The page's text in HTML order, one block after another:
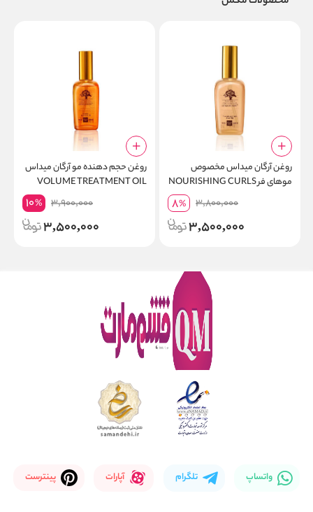
روغن آرگان میداس مخصوص
موهای فر NOURISHING CURLS
3,800,000
8%
3,500,000
روغن حجم دهنده مو آرگان میداس
VOLUME TREATMENT OIL
3,900,000
10%
3,500,000
واتساپ تلگرام آپارات پینترست